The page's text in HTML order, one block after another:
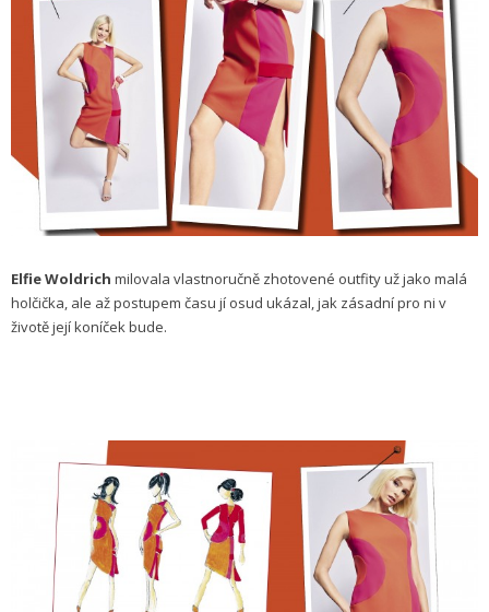
Elfie Woldrich milovala vlastnoručně zhotovené outfity už jako malá
holčička, ale až postupem času jí osud ukázal, jak zásadní pro ni v
životě její koníček bude.